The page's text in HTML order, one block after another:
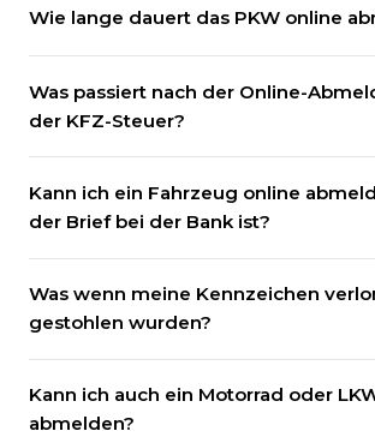
Wie lange dauert das PKW online
Was passiert nach der Online-
der KFZ-Steuer?
Kann ich ein Fahrzeug online
der Brief bei der Bank ist?
Was wenn meine Kennzeichen
gestohlen wurden?
Kann ich auch ein Motorrad oder
abmelden?